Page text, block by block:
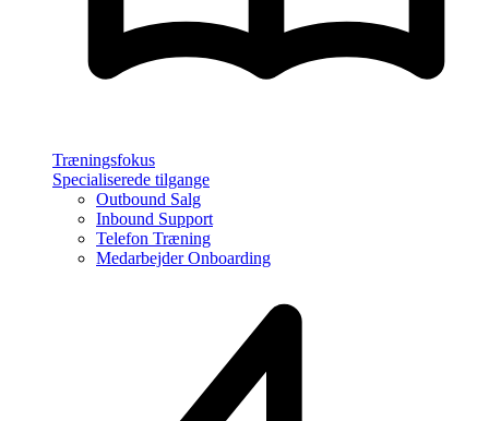
Træningsfokus
Specialiserede tilgange
Outbound Salg
Inbound Support
Telefon Træning
Medarbejder Onboarding